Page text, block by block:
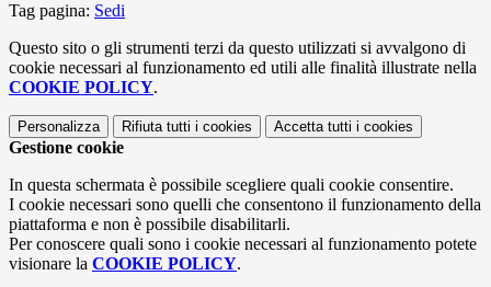
Tag pagina: Sedi
Questo sito o gli strumenti terzi da questo utilizzati si avvalgono di
cookie necessari al funzionamento ed utili alle finalità illustrate nella
COOKIE POLICY.
Personalizza Rifiuta tutti i cookies Accetta tutti i cookies
Gestione cookie
In questa schermata è possibile scegliere quali cookie consentire.
I cookie necessari sono quelli che consentono il funzionamento della
piattaforma e non è possibile disabilitarli.
Per conoscere quali sono i cookie necessari al funzionamento potete
visionare la COOKIE POLICY.